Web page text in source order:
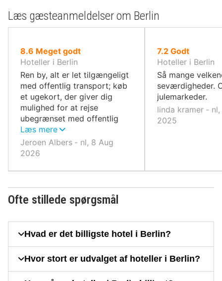
Læs gæsteanmeldelser om Berlin
8.6 ud
af
10,
Meget godt
Hoteller i Berlin
Ren by, alt er let tilgængeligt
med offentlig transport; køb
et ugekort, der giver dig
mulighed for at rejse
ubegrænset med offentlig
transport. Besøgte mange
museer relateret til Anden
Verdenskrig. Men der er
Læs mere
Jeroen Albers ‐ nl, 8 Aug
2026
7.2ud
af
10,
Godt
Hoteller i Berlin
Så mange
seværdigheder.
julemarkeder.
linda kramer ‐
2025
Ofte stillede spørgsmål
Hvad er det billigste hotel i Berlin?
Hvor stort er udvalget af hoteller i Berlin?